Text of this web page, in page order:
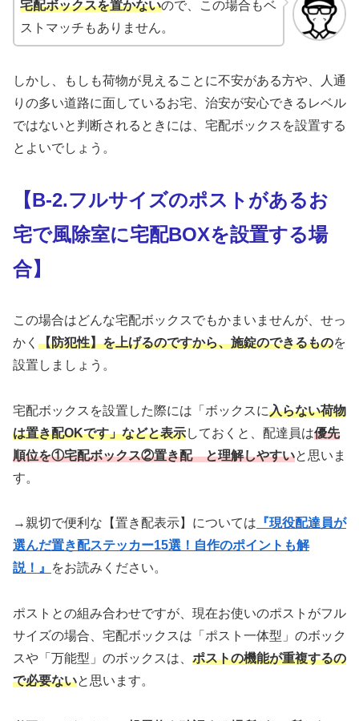
宅配ボックスを置かないので、この場合もベ
ストマッチもありません。
しかし、もしも荷物が見えることに不安がある方や、人通
りの多い道路に面しているお宅、治安が安心できるレベル
ではないと判断されるときには、宅配ボックスを設置する
とよいでしょう。
【B-2.フルサイズのポストがあるお
宅で風除室に宅配BOXを設置する場
合】
この場合はどんな宅配ボックスでもかまいませんが、せっ
かく 【防犯性】を上げるのですから、施錠のできるものを
設置しましょう。
宅配ボックスを設置した際には「ボックスに入らない荷物
は置き配OKです」などと表示しておくと、配達員は優先
順位を①宅配ボックス②置き配 と理解しやすいと思いま
す。
→親切で便利な【置き配表示】については 『現役配達員が
選んだ置き配ステッカー15選！自作のポイントも解
説！』
をお読みください。
ポストとの組み合わせですが、現在お使いのポストがフル
サイズの場合、宅配ボックスは「ポスト一体型」のボック
スや「万能型」のボックスは、 ポストの機能が重複するの
で必要ないと思います。